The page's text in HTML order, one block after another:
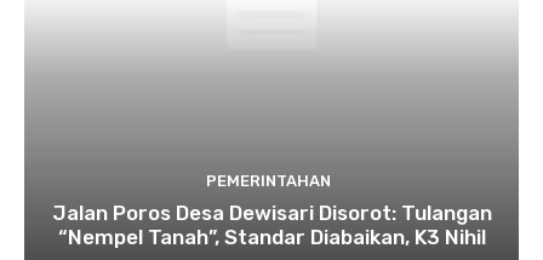
PEMERINTAHAN
Jalan Poros Desa Dewisari Disorot: Tulangan
“Nempel Tanah”, Standar Diabaikan, K3 Nihil